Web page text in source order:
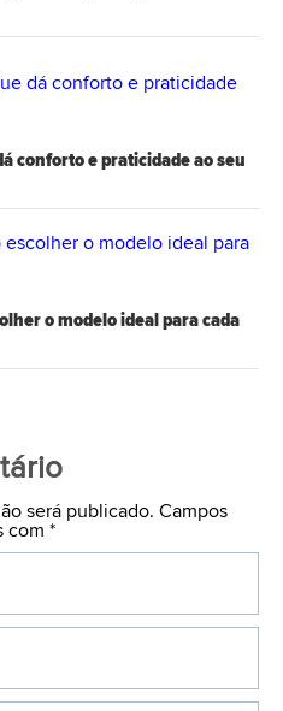
conforto e praticidade ao seu
o modelo ideal para cada
será publicado. Campos
com *